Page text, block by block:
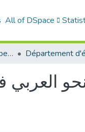
All of DSpace
Faculté de littérature arabe et des arts
العربي